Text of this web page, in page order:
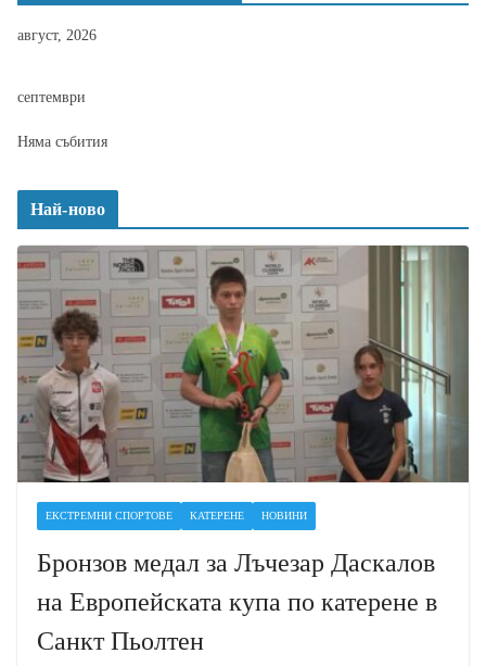
август, 2026
септември
Няма събития
Най-ново
ЕКСТРЕМНИ СПОРТОВЕ КАТЕРЕНЕ НОВИНИ
Бронзов медал за Лъчезар Даскалов
на Европейската купа по катерене в
Санкт Пьолтен